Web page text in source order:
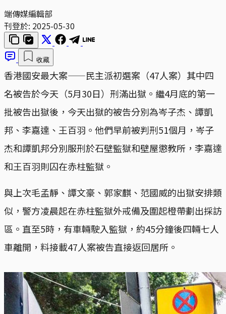
端傳媒編輯部
刊登於: 2025-05-30
收藏
香港國安最大案——民主派初選案（47人案）其中四
名被告於今天（5月30日）刑滿出獄。繼4月底的第一
批被告出獄後，今天出獄的被告分別為岑子杰、譚凱
邦、李嘉達、王百羽。他們早前被判刑51個月，岑子
杰和譚凱邦分別服刑於石壁監獄和壁屋懲教所，李嘉達
和王百羽則囚在赤柱監獄。
與上次毛孟靜、譚文豪、郭家麒、范國威的出獄安排類
似，警方凌晨起在赤柱監獄外戒備及圍起橙帶劃出採訪
區。直至5時，有車輛駛入監獄，約45分鐘後四輛七人
車離開，料接載47人案被告直接返回居所。